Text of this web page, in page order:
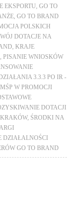
EKSPORTU ,GO TO
,GO TO BRAND
POLSKICH
DOTACJE NA
KRAJE
PISANIE WNIOSKÓW
3.3.3 PO IR -
W PROMOCJI
DOTACJI
, ŚRODKI NA
DZIAŁALNOŚCI
GO TO BRAND